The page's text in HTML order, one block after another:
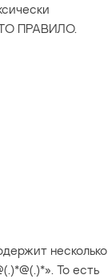
ПРАВИЛО.
несколько
То есть